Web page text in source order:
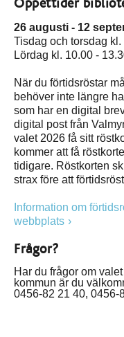
Öppettider
26 augusti - 12
Tisdag och torsdag
Lördag kl. 10.00 -
När du förtidsröstar
behöver inte längre
som har en digital
digital post från
valet 2026 få sitt
kommer att få
tidigare. Röstkorten
strax före att
Information om
webbplats
Frågor?
Har du frågor om
kommun är du
0456-82 21 40, 0456-